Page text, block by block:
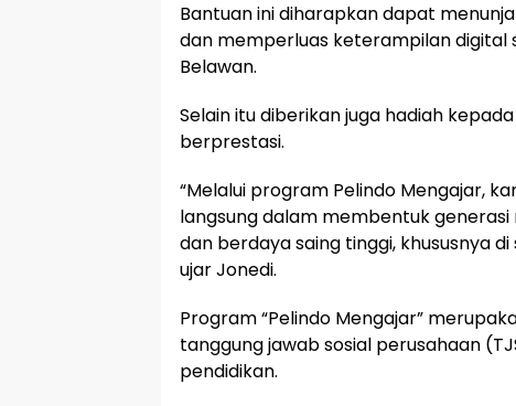
Bantuan ini diharapkan dapat
dan memperluas keterampilan digital
Belawan.
Selain itu diberikan juga hadiah
berprestasi.
“Melalui program Pelindo Mengajar,
langsung dalam membentuk
dan berdaya saing tinggi, khususnya
ujar Jonedi.
Program “Pelindo Mengajar”
tanggung jawab sosial perusahaan
pendidikan.